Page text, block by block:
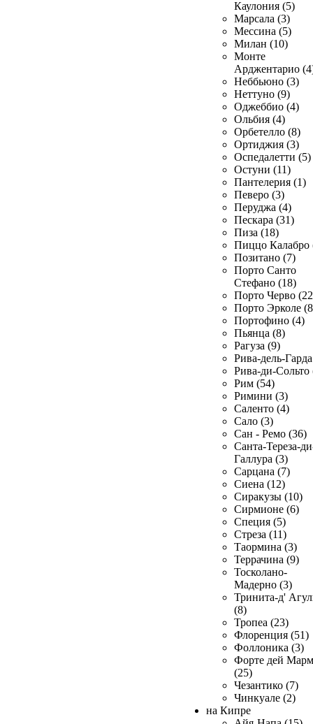
Каулония (5)
Марсала (3)
Мессина (5)
Милан (10)
Монте
Арджентарио
Неббьюно (3)
Неттуно (9)
Оджеббио (4)
Ольбия (4)
Орбетелло (8)
Ортиджия (3)
Оспедалетти (5)
Остуни (11)
Пантелерия (1)
Певеро (3)
Перуджа (4)
Пескара (31)
Пиза (18)
Пиццо Калабро
Позитано (7)
Порто Санто
Стефано (18)
Порто Черво
Порто Эрколе
Портофино (4)
Пьянца (8)
Рагуза (9)
Рива-дель-
Рива-ди-Сольто
Рим (54)
Римини (3)
Саленто (4)
Сало (3)
Сан - Ремо (36)
Санта-Тереза-
Галлура (3)
Сарцана (7)
Сиена (12)
Сиракузы (10)
Сирмионе (6)
Специя (5)
Стреза (11)
Таормина (3)
Террачина (9)
Тосколано-
Мадерно (3)
Тринита-д'
(8)
Тропеа (23)
Флоренция (51)
Фоллоника (3)
Форте дей
(25)
Чезантико (7)
Чинкуале (2)
на Кипре